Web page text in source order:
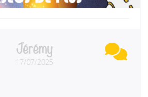
Jérémy
17/07/2025